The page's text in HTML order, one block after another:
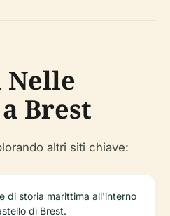
Brest
altri siti chiave:
di storia marittima all'interno
di Brest.